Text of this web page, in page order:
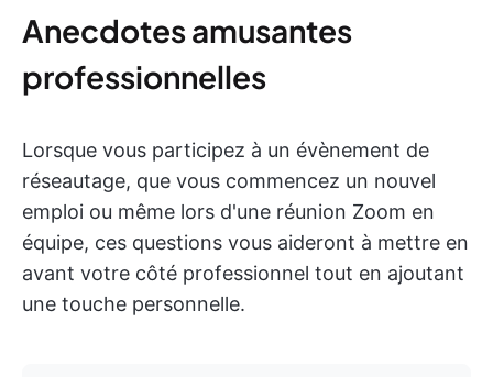
Anecdotes amusantes
professionnelles
Lorsque vous participez à un évènement de
réseautage, que vous commencez un nouvel
emploi ou même lors d'une réunion Zoom en
équipe, ces questions vous aideront à mettre en
avant votre côté professionnel tout en ajoutant
une touche personnelle.